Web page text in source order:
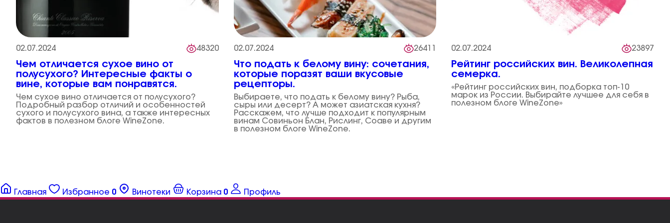
02.07.2024 48320
Чем отличается сухое вино от
полусухого? Интересные факты о
вине, которые вам понравятся.
Чем сухое вино отличается от полусухого?
Подробный разбор отличий и особенностей
сухого и полусухого вина, а также интересных
фактов в полезном блоге WineZone.
02.07.2024 26411
Что подать к белому вину: сочетания,
которые поразят ваши вкусовые
рецепторы.
Выбираете, что подать к белому вину? Рыба,
сыры или десерт? А может азиатская кухня?
Расскажем, что лучше подходит к популярным
винам Совиньон Блан, Рислинг, Соаве и другим
в полезном блоге WineZone.
02.07.2024 23897
Рейтинг российских вин. Великолепная
семерка.
«Рейтинг российских вин, подборка топ-10
марок из России. Выбирайте лучшее для себя в
полезном блоге WineZone»
Главная Избранное 0 Винотеки Корзина 0 Профиль